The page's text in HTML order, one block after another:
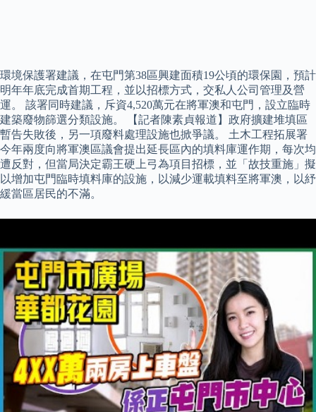
環境保護署建議，在屯門第38區興建面積19公頃的環保園，預計
明年年底完成首期工程，並以招標方式，交私人公司管理及營
運。 該署同時建議，斥資4,520萬元在將軍澳和屯門，設立臨時
建築廢物篩選分類設施。 【記者陳素貞報道】政府擴建堆填區
暫告失敗後，另一項廢料處理設施也掀爭議。 土木工程拓展署
今年兩度向將軍澳區議會提出延長區內的填料庫運作期，每次均
遭反對，但當局決定霸王硬上弓為項目招標，並「故技重施」擬
以增加屯門臨時填料庫的設施，以減少運載填料至將軍澳，以紓
緩當區居民的不滿。